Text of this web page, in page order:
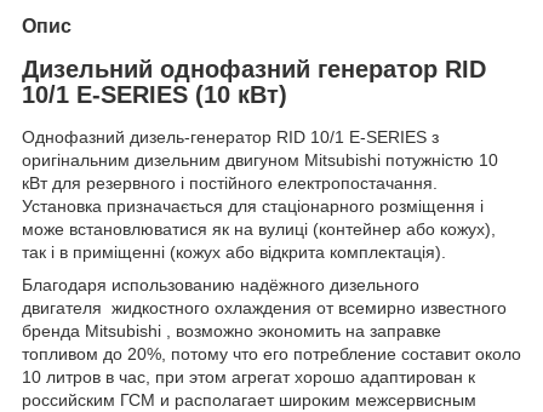
Опис
Дизельний однофазний генератор RID
10/1 E-SERIES (10 кВт)
Однофазний дизель-генератор RID 10/1 E-SERIES з
оригінальним дизельним двигуном Mitsubishi потужністю 10
кВт для резервного і постійного електропостачання.
Установка призначається для стаціонарного розміщення і
може встановлюватися як на вулиці (контейнер або кожух),
так і в приміщенні (кожух або відкрита комплектація).
Благодаря использованию надёжного дизельного
двигателя жидкостного охлаждения от всемирно известного
бренда Mitsubishi , возможно экономить на заправке
топливом до 20%, потому что его потребление составит около
10 литров в час, при этом агрегат хорошо адаптирован к
российским ГСМ и располагает широким межсервисным